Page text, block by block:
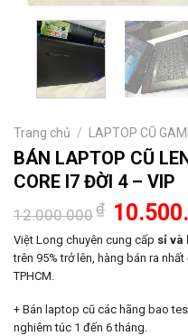
Trang chủ / LAPTOP CŨ
BÁN LAPTOP CŨ
CORE I7 ĐỜI 4 – VIP
12.000.000₫ Giá
gốc
là:
Việt Long chuyên cung cấp sỉ và
trên 95% trở lên, hàng bán ra
TPHCM.
+ Bán laptop cũ các hãng bao
nghiêm túc 1 đến 6 tháng.